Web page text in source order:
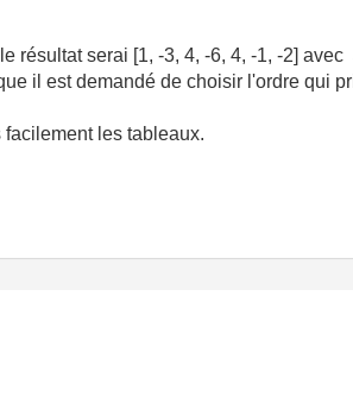
résultat serai [1, -3, 4, -6, 4, -1, -2] avec
il est demandé de choisir l'ordre qui
les tableaux.